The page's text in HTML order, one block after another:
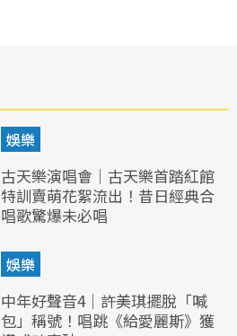
娛樂
古天樂演唱會｜古天樂首踏紅館
特訓賣萌花絮流出！昔日經典合
唱歌驚爆未必唱
娛樂
中年好聲音4｜許美琪擺脫「喊
包」稱號！唱跳《給愛麗斯》獲